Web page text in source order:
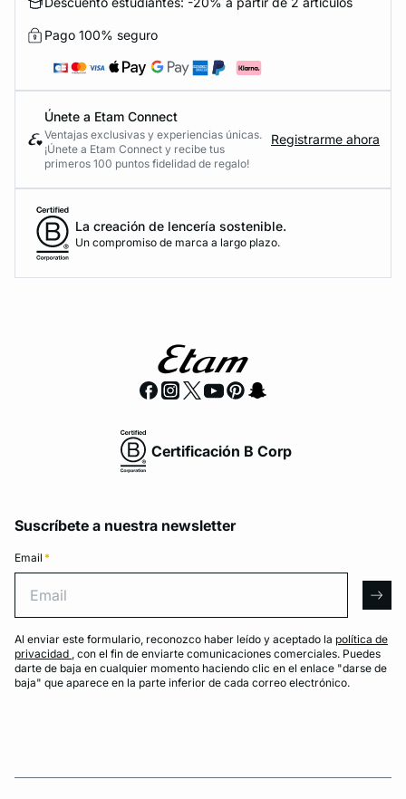
Pago 100% seguro
Únete a Etam Connect
Ventajas exclusivas y experiencias únicas.
¡Únete a Etam Connect y recibe tus
primeros 100 puntos fidelidad de regalo!
Registrarme ahora
La creación de lencería sostenible.
Un compromiso de marca a largo plazo.
Certificación B Corp
Suscríbete a nuestra newsletter
Email *
Al enviar este formulario, reconozco haber leído y aceptado la política de
privacidad , con el fin de enviarte comunicaciones comerciales. Puedes
darte de baja en cualquier momento haciendo clic en el enlace "darse de
baja" que aparece en la parte inferior de cada correo electrónico.